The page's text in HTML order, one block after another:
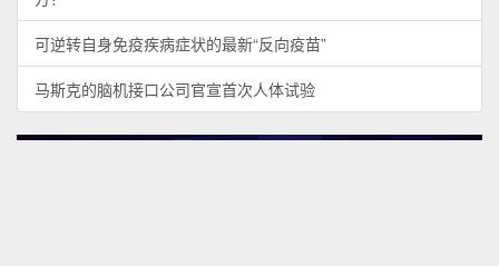
可逆转自身免疫疾病症状的最新“反向疫苗”
马斯克的脑机接口公司官宣首次人体试验